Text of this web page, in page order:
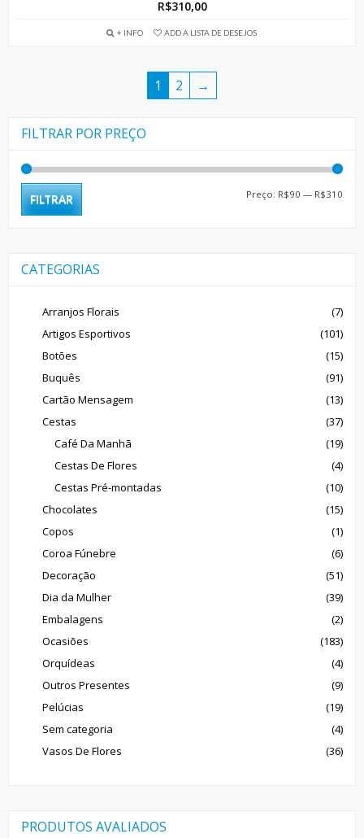
R$310,00
+ INFO ADD A LISTA DE DESEJOS
1 2 →
FILTRAR POR PREÇO
FILTRAR Preço: R$90 — R$310
CATEGORIAS
Arranjos Florais
(7)
Artigos Esportivos
(101)
Botões
(15)
Buquês
(91)
Cartão Mensagem
(13)
Cestas
(37)
Café Da Manhã
(19)
Cestas De Flores
(4)
Cestas Pré-montadas
(10)
Chocolates
(15)
Copos
(1)
Coroa Fúnebre
(6)
Decoração
(51)
Dia da Mulher
(39)
Embalagens
(2)
Ocasiões
(183)
Orquídeas
(4)
Outros Presentes
(9)
Pelúcias
(19)
Sem categoria
(4)
Vasos De Flores
(36)
PRODUTOS AVALIADOS